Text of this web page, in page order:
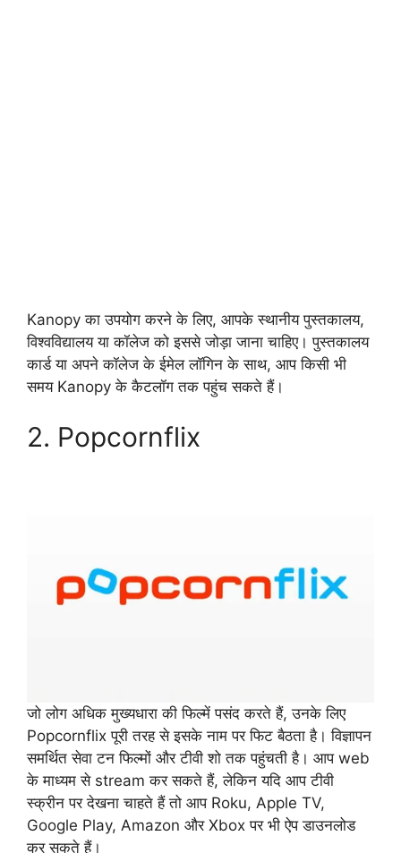
Kanopy का उपयोग करने के लिए, आपके स्थानीय पुस्तकालय,
विश्वविद्यालय या कॉलेज को इससे जोड़ा जाना चाहिए। पुस्तकालय
कार्ड या अपने कॉलेज के ईमेल लॉगिन के साथ, आप किसी भी
समय Kanopy के कैटलॉग तक पहुंच सकते हैं।
2. Popcornflix
जो लोग अधिक मुख्यधारा की फिल्में पसंद करते हैं, उनके लिए
Popcornflix पूरी तरह से इसके नाम पर फिट बैठता है। विज्ञापन
समर्थित सेवा टन फिल्मों और टीवी शो तक पहुंचती है। आप web
के माध्यम से stream कर सकते हैं, लेकिन यदि आप टीवी
स्क्रीन पर देखना चाहते हैं तो आप Roku, Apple TV,
Google Play, Amazon और Xbox पर भी ऐप डाउनलोड
कर सकते हैं।